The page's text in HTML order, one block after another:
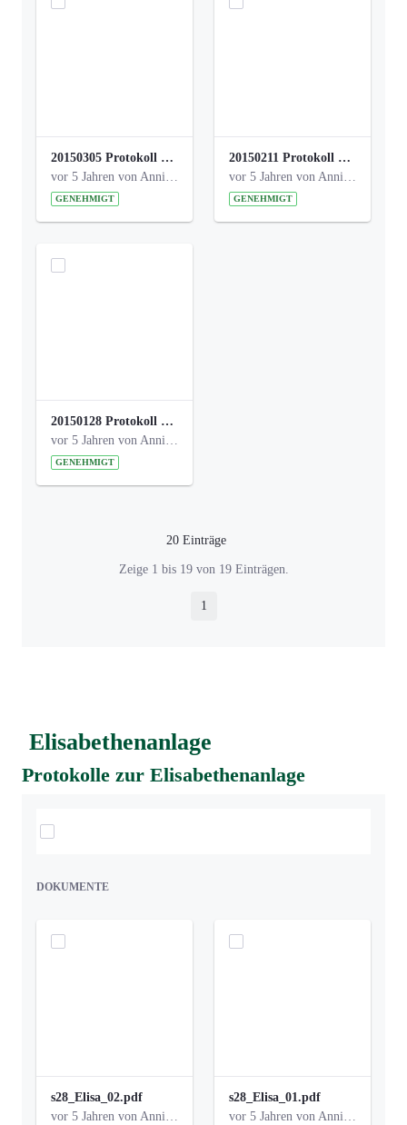
20150305 Protokoll Bismarckplatz _UrbanG_01.pdf
vor 5 Jahren von Anni Schlumberger
GENEHMIGT
20150211 Protokoll Bismarckplatz_Jugend_02b.pdf
vor 5 Jahren von Anni Schlumberger
GENEHMIGT
20150128 Protokoll Bismarckplatz_Jugend_01.pdf
vor 5 Jahren von Anni Schlumberger
GENEHMIGT
20 Einträge
Pro Seite
Zeige 1 bis 19 von 19 Einträgen.
Seite
1
Elisabethenanlage
Protokolle zur Elisabethenanlage
DOKUMENTE
s28_Elisa_02.pdf
vor 5 Jahren von Anni Schlumberger
s28_Elisa_01.pdf
vor 5 Jahren von Anni Schlumberger